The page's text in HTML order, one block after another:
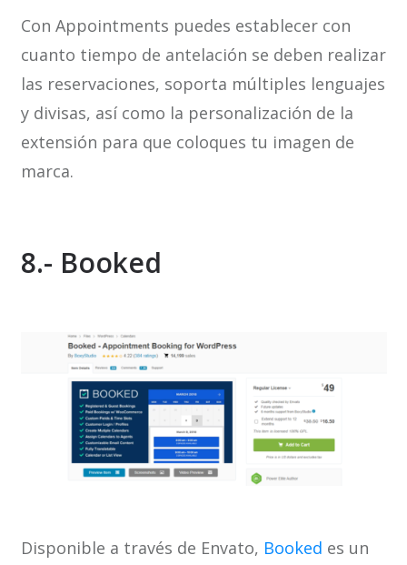
Con Appointments puedes establecer con
cuanto tiempo de antelación se deben realizar
las reservaciones, soporta múltiples lenguajes
y divisas, así como la personalización de la
extensión para que coloques tu imagen de
marca.
8.- Booked
Disponible a través de Envato, Booked es un